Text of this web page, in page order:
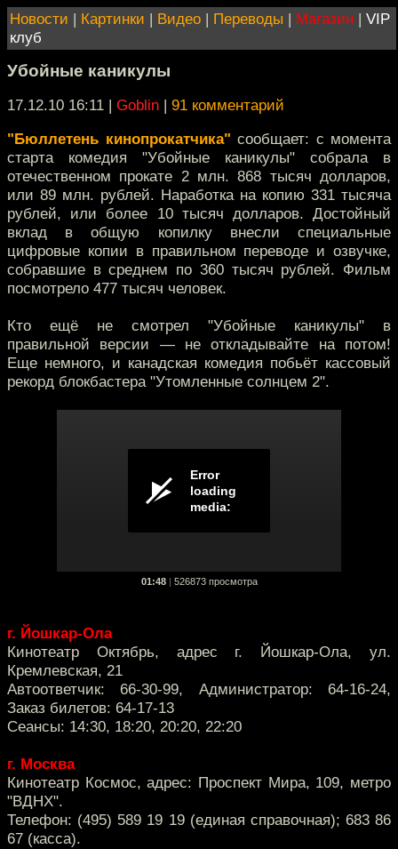
Новости | Картинки | Видео | Переводы | Магазин | VIP
клуб
Убойные каникулы
17.12.10 16:11 | Goblin | 91 комментарий
"Бюллетень кинопрокатчика" сообщает: с момента
старта комедия "Убойные каникулы" собрала в
отечественном прокате 2 млн. 868 тысяч долларов,
или 89 млн. рублей. Наработка на копию 331 тысяча
рублей, или более 10 тысяч долларов. Достойный
вклад в общую копилку внесли специальные
цифровые копии в правильном переводе и озвучке,
собравшие в среднем по 360 тысяч рублей. Фильм
посмотрело 477 тысяч человек.
Кто ещё не смотрел "Убойные каникулы" в
правильной версии — не откладывайте на потом!
Еще немного, и канадская комедия побьёт кассовый
рекорд блокбастера "Утомленные солнцем 2".
01:48 526873 просмотра
г. Йошкар-Ола
Кинотеатр Октябрь, адрес г. Йошкар-Ола, ул.
Кремлевская, 21
Автоответчик: 66-30-99, Администратор: 64-16-24,
Заказ билетов: 64-17-13
Сеансы: 14:30, 18:20, 20:20, 22:20
г. Москва
Кинотеатр Космос, адрес: Проспект Мира, 109, метро
"ВДНХ".
Телефон: (495) 589 19 19 (единая справочная); 683 86
67 (касса).